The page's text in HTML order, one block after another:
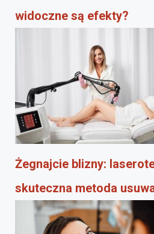
widoczne są efekty?
Żegnajcie blizny:
skuteczna metoda